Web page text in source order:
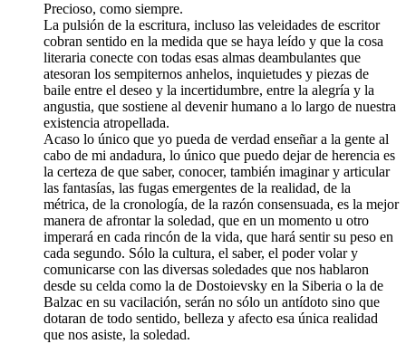
Precioso, como siempre.
La pulsión de la escritura, incluso las veleidades de escritor
cobran sentido en la medida que se haya leído y que la cosa
literaria conecte con todas esas almas deambulantes que
atesoran los sempiternos anhelos, inquietudes y piezas de
baile entre el deseo y la incertidumbre, entre la alegría y la
angustia, que sostiene al devenir humano a lo largo de nuestra
existencia atropellada.
Acaso lo único que yo pueda de verdad enseñar a la gente al
cabo de mi andadura, lo único que puedo dejar de herencia es
la certeza de que saber, conocer, también imaginar y articular
las fantasías, las fugas emergentes de la realidad, de la
métrica, de la cronología, de la razón consensuada, es la mejor
manera de afrontar la soledad, que en un momento u otro
imperará en cada rincón de la vida, que hará sentir su peso en
cada segundo. Sólo la cultura, el saber, el poder volar y
comunicarse con las diversas soledades que nos hablaron
desde su celda como la de Dostoievsky en la Siberia o la de
Balzac en su vacilación, serán no sólo un antídoto sino que
dotaran de todo sentido, belleza y afecto esa única realidad
que nos asiste, la soledad.